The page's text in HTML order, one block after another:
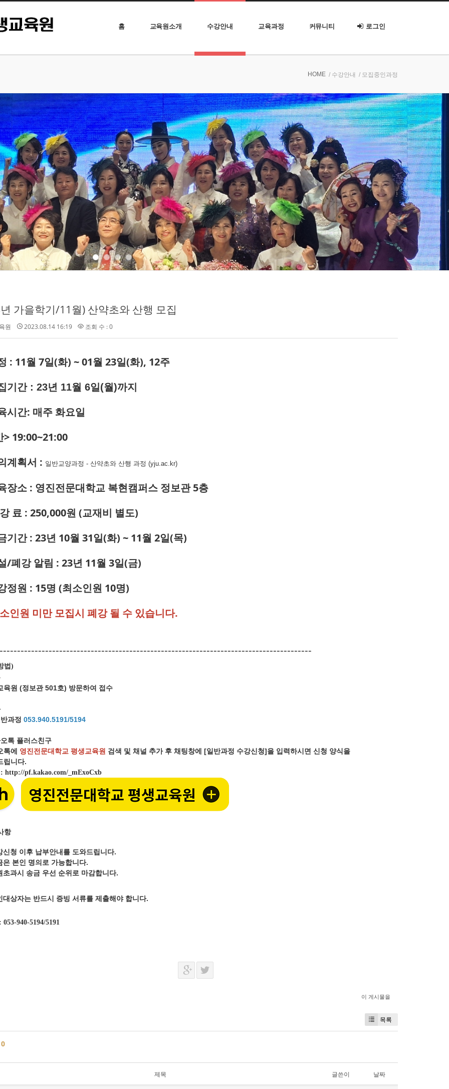
홈 교육원소개 수강안내 교육과정 커뮤니티 로그인
HOME / 수강안내 / 모집중인과정
가을학기/11월) 산약초와 산행 모집
원 2023.08.14 16:19 조회 수 : 0
: 11월 7일(화) ~ 01월 23일(화), 12주
기간 : 23년 11월 6일(월)까지
시간: 매주 화요일
> 19:00~21:00
계획서 : 일반교양과정 - 산약초와 산행 과정 (yju.ac.kr)
장소 : 영진전문대학교 복현캠퍼스 정보관 5층
료 : 250,000원 (교재비 별도)
기간 : 23년 10월 31일(화) ~ 11월 2일(목)
/폐강 알림 : 23년 11월 3일(금)
정원 : 15명 (최소인원 10명)
인원 미만 모집시 폐강 될 수 있습니다.
법 )
육원 (정보관 501호) 방문하여 접수
과정 053.940.5191/5194
톡 플러스친구
톡에 영진전문대학교 평생교육원 검색 및 채널 추가 후 채팅창에 [일반과정 수강신청]을 입력하시면 신청 양식을
립니다.
: http://pf.kakao.com/_mExoCxb
항
청 이후 납부안내를 도와드립니다.
본인 명의로 가능합니다.
과시 송금 우선 순위로 마감합니다.
상자는 반드시 증빙 서류를 제출해야 합니다.
: 053-940-5194/5191
이 게시물을
목록
0
제목 글쓴이 날짜